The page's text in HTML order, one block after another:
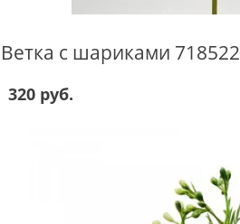
Ветка с шариками 718522
320 руб.